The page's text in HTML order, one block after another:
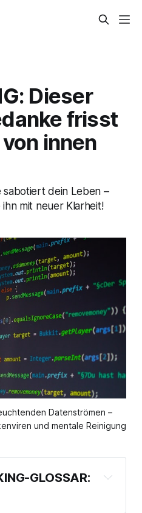
Dieser
frisst
innen
sabotiert dein Leben –
mit neuer Klarheit!
Datenströmen –
und mentale Reinigung
GLOSSAR: